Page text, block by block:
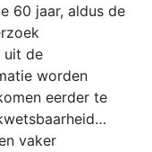
60 jaar, aldus de
uit de
worden
eerder te
vaker